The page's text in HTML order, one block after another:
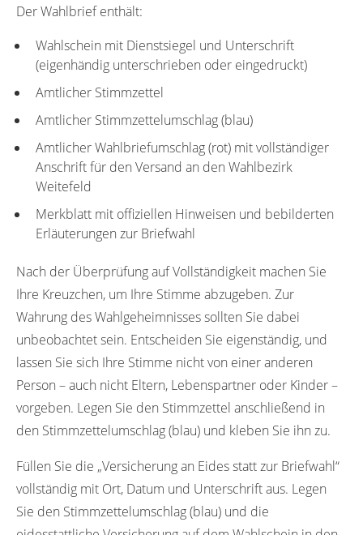
Der Wahlbrief enthält:
Wahlschein mit Dienstsiegel und Unterschrift
(eigenhändig unterschrieben oder eingedruckt)
Amtlicher Stimmzettel
Amtlicher Stimmzettelumschlag (blau)
Amtlicher Wahlbriefumschlag (rot) mit vollständiger
Anschrift für den Versand an den Wahlbezirk
Weitefeld
Merkblatt mit offiziellen Hinweisen und bebilderten
Erläuterungen zur Briefwahl
Nach der Überprüfung auf Vollständigkeit machen Sie
Ihre Kreuzchen, um Ihre Stimme abzugeben. Zur
Wahrung des Wahlgeheimnisses sollten Sie dabei
unbeobachtet sein. Entscheiden Sie eigenständig, und
lassen Sie sich Ihre Stimme nicht von einer anderen
Person – auch nicht Eltern, Lebenspartner oder Kinder –
vorgeben. Legen Sie den Stimmzettel anschließend in
den Stimmzettelumschlag (blau) und kleben Sie ihn zu.
Füllen Sie die „Versicherung an Eides statt zur Briefwahl“
vollständig mit Ort, Datum und Unterschrift aus. Legen
Sie den Stimmzettelumschlag (blau) und die